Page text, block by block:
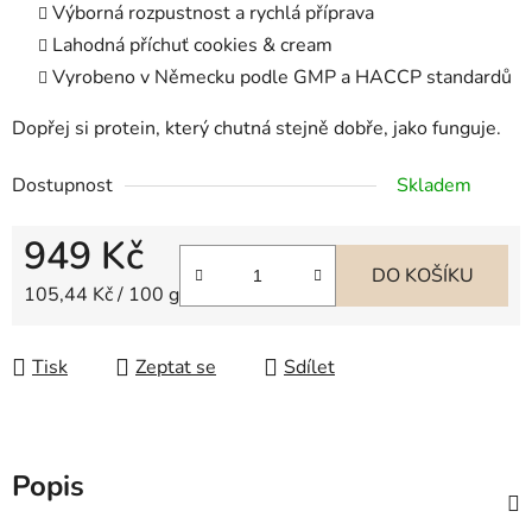
Výborná rozpustnost a rychlá příprava
Lahodná příchuť cookies & cream
Vyrobeno v Německu podle GMP a HACCP standardů
Dopřej si protein, který chutná stejně dobře, jako funguje.
Dostupnost Skladem
949 Kč
Měrná cena:
105,44 Kč / 100 g
DO KOŠÍKU
Tisk Zeptat se Sdílet
Popis